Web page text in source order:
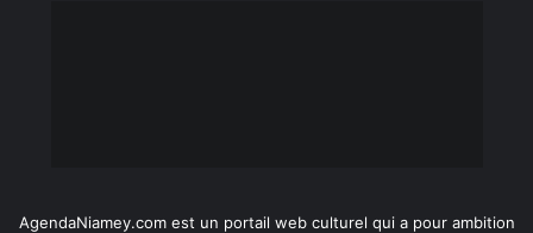
AgendaNiamey.com est un portail web culturel qui a pour ambition